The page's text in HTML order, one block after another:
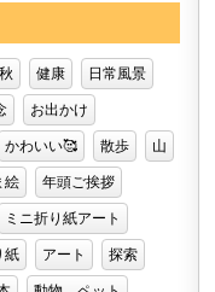
秋 健康 日常風景
お出かけ
かわいい🥰 散歩 山
絵 年頭ご挨拶
ミニ折り紙アート
紙 アート 探索